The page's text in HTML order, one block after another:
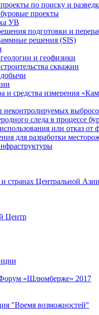
по поиску и
проекты
УВ
подготовки и
решения (SIS)
и геофизики
скважин
и средства измерения
следа в процессе
или отказ от
для разработки
странах Центральной Азии
Центр
«Шлюмберже» 2017
"Время возможностей"